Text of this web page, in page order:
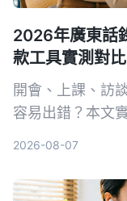
2026年廣東話
款工具實測對比
開會、上課、訪
容易出錯？本文
適合的解決方案
2026-08-07